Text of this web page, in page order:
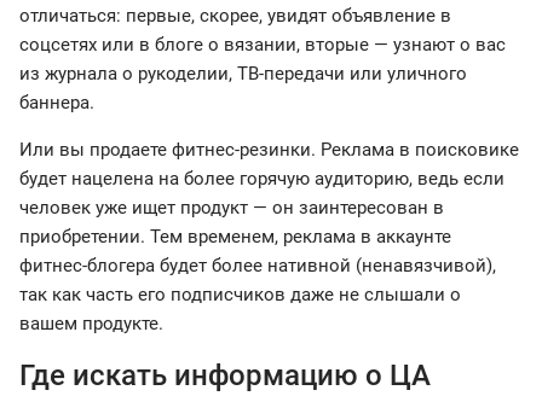
отличаться: первые, скорее, увидят объявление в
соцсетях или в блоге о вязании, вторые — узнают о вас
из журнала о рукоделии, ТВ-передачи или уличного
баннера.
Или вы продаете фитнес-резинки. Реклама в поисковике
будет нацелена на более горячую аудиторию, ведь если
человек уже ищет продукт — он заинтересован в
приобретении. Тем временем, реклама в аккаунте
фитнес-блогера будет более нативной (ненавязчивой),
так как часть его подписчиков даже не слышали о
вашем продукте.
Где искать информацию о ЦА